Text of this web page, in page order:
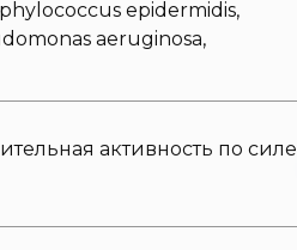
активность по силе
epidermidis,
aeruginosa,